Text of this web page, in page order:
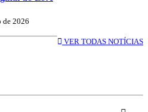
de 2026
VER TODAS NOTÍCIAS